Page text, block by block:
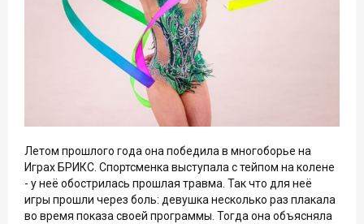
Летом прошлого года она победила в многоборье на
Играх БРИКС. Спортсменка выступала с тейпом на колене
- у неё обострилась прошлая травма. Так что для неё
игры прошли через боль: девушка несколько раз плакала
во время показа своей программы. Тогда она объясняла